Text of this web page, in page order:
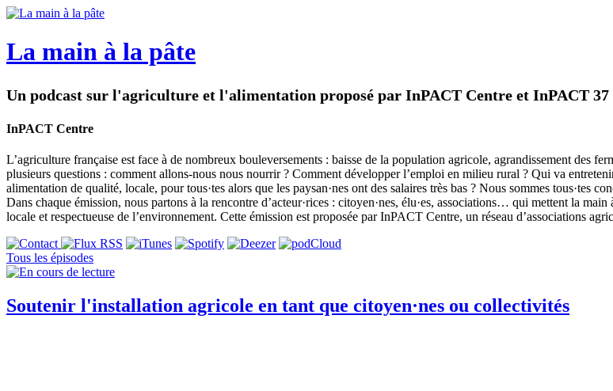
La main à la pâte
Un podcast sur l'agriculture et l'alimentation proposé par InPACT Centre et InPACT 37
InPACT Centre
L’agriculture française est face à de nombreux bouleversements : baisse de la population agricole, agrandissement des
plusieurs questions : comment allons-nous nous nourrir ? Comment développer l’emploi en milieu rural ? Qui va
alimentation de qualité, locale, pour tous·tes alors que les paysan·nes ont des salaires très bas ? Nous sommes tous·tes
Dans chaque émission, nous partons à la rencontre d’acteur·rices : citoyen·nes, élu·es, associations… qui mettent la
locale et respectueuse de l’environnement. Cette émission est proposée par InPACT Centre, un réseau d’associations
Tous les épisodes
Soutenir l'installation agricole en tant que citoyen·nes ou collectivités